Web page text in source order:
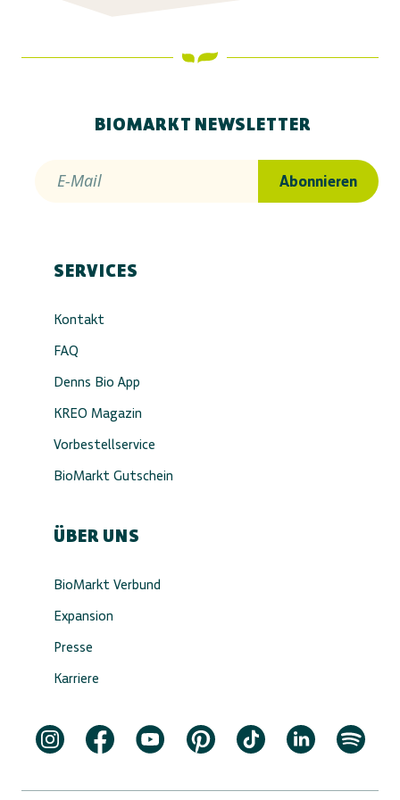
BIOMARKT NEWSLETTER
E-Mail Abonnieren
SERVICES
Kontakt
FAQ
Denns Bio App
KREO Magazin
Vorbestellservice
BioMarkt Gutschein
ÜBER UNS
BioMarkt Verbund
Expansion
Presse
Karriere